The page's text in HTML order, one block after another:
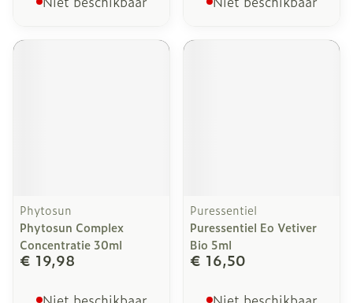
Phytosun
Phytosun Complex
Concentratie 30ml
€ 19,98
Puressentiel
Puressentiel Eo Vetiver
Bio 5ml
€ 16,50